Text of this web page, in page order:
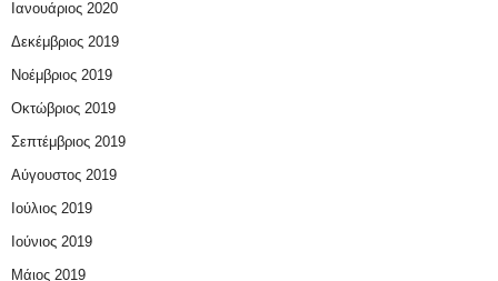
Ιανουάριος 2020
Δεκέμβριος 2019
Νοέμβριος 2019
Οκτώβριος 2019
Σεπτέμβριος 2019
Αύγουστος 2019
Ιούλιος 2019
Ιούνιος 2019
Μάιος 2019